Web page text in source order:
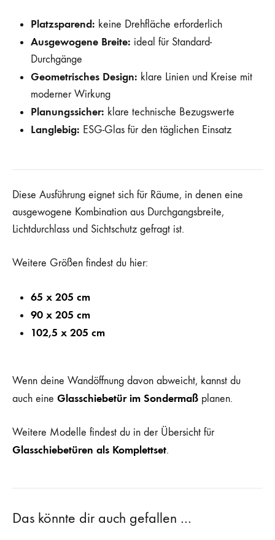
Platzsparend: keine Drehfläche erforderlich
Ausgewogene Breite: ideal für Standard-
Durchgänge
Geometrisches Design: klare Linien und Kreise mit
moderner Wirkung
Planungssicher: klare technische Bezugswerte
Langlebig: ESG-Glas für den täglichen Einsatz
Diese Ausführung eignet sich für Räume, in denen eine
ausgewogene Kombination aus Durchgangsbreite,
Lichtdurchlass und Sichtschutz gefragt ist.
Weitere Größen findest du hier:
65 x 205 cm
90 x 205 cm
102,5 x 205 cm
Wenn deine Wandöffnung davon abweicht, kannst du
auch eine Glasschiebetür im Sondermaß planen.
Weitere Modelle findest du in der Übersicht für
Glasschiebetüren als Komplettset.
Das könnte dir auch gefallen …